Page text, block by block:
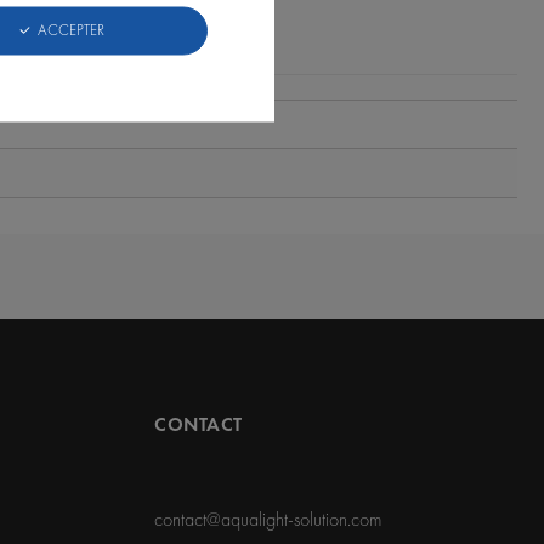
ACCEPTERAVIS CLIENTS
CONTACT
contact@aqualight-solution.com